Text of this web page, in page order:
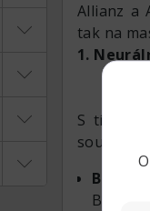
Allianz a
tak na
1.
S tím,
Brain-